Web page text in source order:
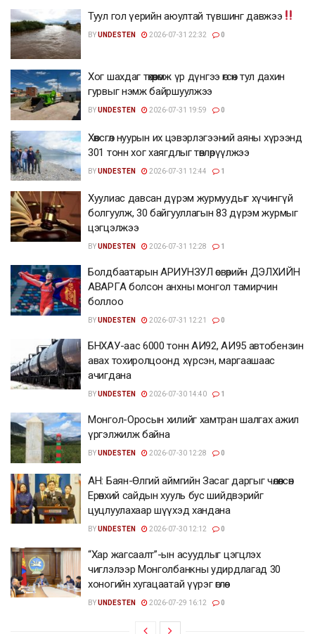
Туул гол үерийн аюултай түвшинг давжээ
BYUNDESTEN 2026-07-31 22:32 0
Хог шахдаг төхөөрөмж үр дүнгээ өгсөн тул дахин
гурвыг нэмж байршуулжээ
BYUNDESTEN 2026-07-31 19:59 0
Хөвсгөл нуурын их цэвэрлэгээний аяны хүрээнд
301 тонн хог хаягдлыг төвлөрүүлжээ
BYUNDESTEN 2026-07-31 12:44 1
Хуулиас давсан дүрэм журмуудыг хүчингүй
болгуулж, 30 байгууллагын 83 дүрэм журмыг
цэгцэлжээ
BYUNDESTEN 2026-07-31 12:28 1
Болдбаатарын АРИУНЗУЛ өсвөрийн ДЭЛХИЙН
АВАРГА болсон анхны монгол тамирчин
боллоо
BYUNDESTEN 2026-07-31 12:21 0
БНХАУ-аас 6000 тонн АИ92, АИ95 автобензин
авах тохиролцоонд хүрсэн, маргаашаас
ачигдана
BYUNDESTEN 2026-07-30 14:40 1
Монгол-Оросын хилийг хамтран шалгах ажил
үргэлжилж байна
BYUNDESTEN 2026-07-30 12:28 0
АН: Баян-Өлгий аймгийн Засаг даргыг чөлөөлсөн
Ерөнхий сайдын хууль бус шийдвэрийг
цуцлуулахаар шүүхэд хандана
BYUNDESTEN 2026-07-30 12:12 0
“Хар жагсаалт”-ын асуудлыг цэгцлэх
чиглэлээр Монголбанкны удирдлагад 30
хоногийн хугацаатай үүрэг өглөө
BYUNDESTEN 2026-07-29 16:12 0